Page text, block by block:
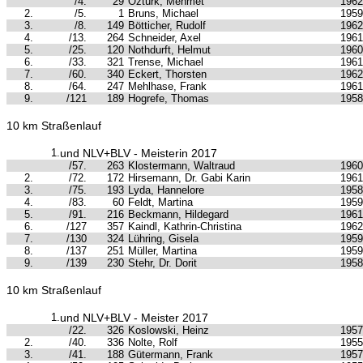
2.
/5. 1 Bruns, Michael
1959
3.
/8. 149 Bötticher, Rudolf
1962
4.
/13. 264 Schneider, Axel
1961
5.
/25. 120 Nothdurft, Helmut
1960
6.
/33. 321 Trense, Michael
1961
7.
/60. 340 Eckert, Thorsten
1962
8.
/64. 247 Mehlhase, Frank
1961
9.
/121 189 Hogrefe, Thomas 1958
10 km Straßenlauf
1.und NLV+BLV - Meisterin 2017
/57. 263 Klostermann, Waltraud
1960
2.
/72. 172 Hirsemann, Dr. Gabi Karin
1961
3.
/75. 193 Lyda, Hannelore
1958
4.
/83. 60 Feldt, Martina
1959
5.
/91. 216 Beckmann, Hildegard
1961
6.
/127 357 Kaindl, Kathrin-Christina
1962
7.
/130 324 Lühring, Gisela
1959
8.
/137 251 Müller, Martina
1959
9.
/139 230 Stehr, Dr. Dorit 1958
10 km Straßenlauf
1.und NLV+BLV - Meister 2017
/22. 326 Koslowski, Heinz
1957
2.
/40. 336 Nolte, Rolf
1955
3.
/41. 188 Gütermann, Frank
1957